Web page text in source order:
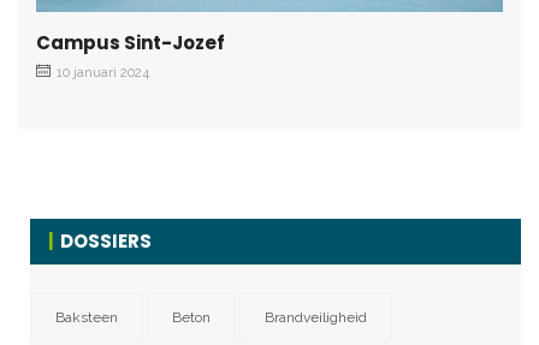
Campus Sint-Jozef
10 januari 2024
DOSSIERS
Baksteen Beton Brandveiligheid